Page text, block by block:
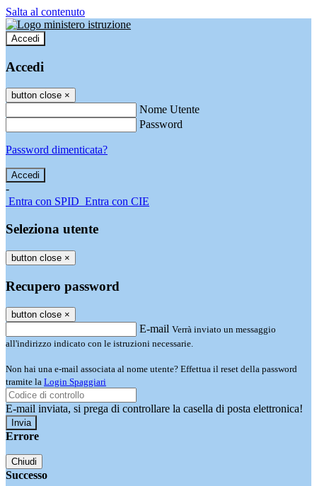
Salta al contenuto
Accedi
Accedi
button close ×
Nome Utente
Password
Password dimenticata?
-
Entra con SPID Entra con CIE
Seleziona utente
button close ×
Recupero password
button close ×
E-mail Verrà inviato un messaggio
all'indirizzo indicato con le istruzioni necessarie.
Non hai una e-mail associata al nome utente? Effettua il reset della password
tramite la Login Spaggiari
E-mail inviata, si prega di controllare la casella di posta elettronica!
Errore
Chiudi
Successo